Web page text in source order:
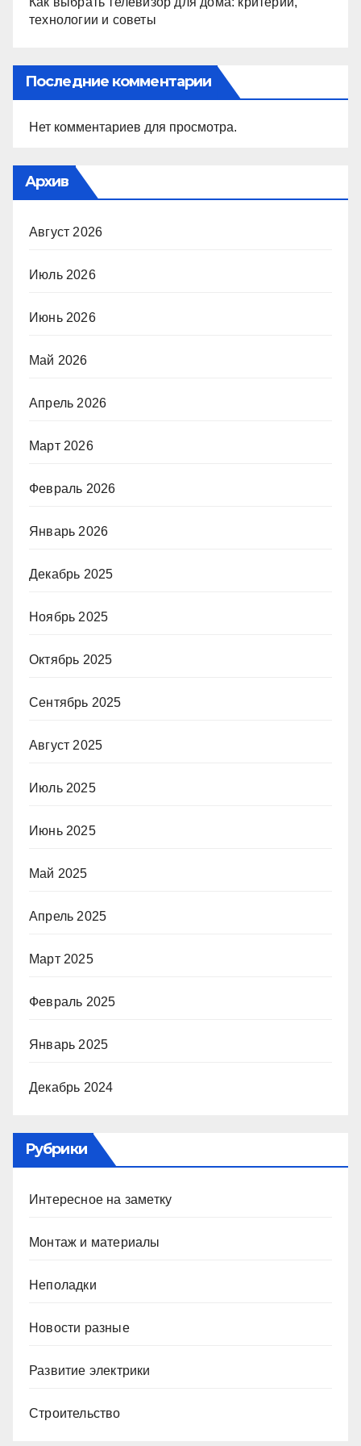
технологии и советы
Последние комментарии
Нет комментариев для просмотра.
Архив
Август 2026
Июль 2026
Июнь 2026
Май 2026
Апрель 2026
Март 2026
Февраль 2026
Январь 2026
Декабрь 2025
Ноябрь 2025
Октябрь 2025
Сентябрь 2025
Август 2025
Июль 2025
Июнь 2025
Май 2025
Апрель 2025
Март 2025
Февраль 2025
Январь 2025
Декабрь 2024
Рубрики
Интересное на заметку
Монтаж и материалы
Неполадки
Новости разные
Развитие электрики
Строительство